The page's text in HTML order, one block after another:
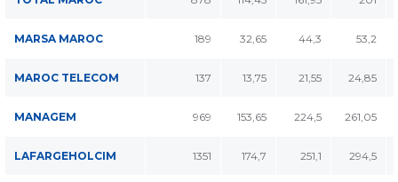
MARSA MAROC 189 32,65 44,3 53,2
MAROC TELECOM 137 13,75 21,55 24,85
MANAGEM 969 153,65 224,5 261,05
LAFARGEHOLCIM 1351 174,7 251,1 294,5